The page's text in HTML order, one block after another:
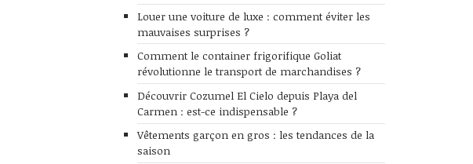
Louer une voiture de luxe : comment éviter les
mauvaises surprises ?
Comment le container frigorifique Goliat
révolutionne le transport de marchandises ?
Découvrir Cozumel El Cielo depuis Playa del
Carmen : est-ce indispensable ?
Vêtements garçon en gros : les tendances de la
saison